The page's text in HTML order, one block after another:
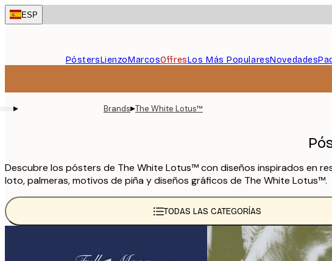
Skip
to
ESP
PóstersLienzoMarcosOffresLos Más PopularesNovedades
▸ Brands▸The White Lotus™
Descubre los pósters de The White Lotus™ con diseños inspirados en
loto, palmeras, motivos de piña y diseños gráficos de The White Lotus™.
TODAS LAS CATEGORÍAS